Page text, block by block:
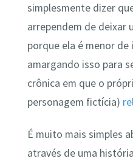
simplesmente dizer
arrependem de deixar
porque ela é menor
amargando isso para
crônica em que o
personagem fictícia)
É muito mais simples
através de uma